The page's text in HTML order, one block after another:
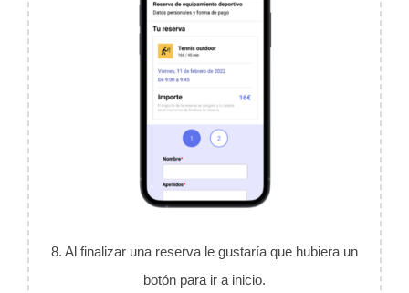
8. Al finalizar una reserva le gustaría que hubiera un
botón para ir a inicio.